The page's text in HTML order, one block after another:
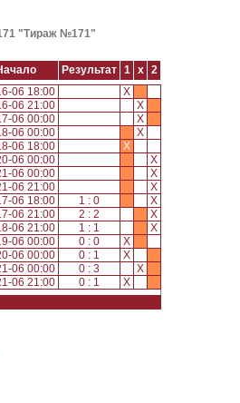
"Тираж №171"
Результат 1 x
2
06 18:00
X
06 21:00
X
06 00:00
X
06 00:00
X
06 18:00
X
06 00:00
X
06 00:00
X
06 21:00
X
06 18:00 1 : 0
X
06 21:00 2 : 2
X
06 21:00 1 : 1
X
06 00:00 0 : 0
X
06 00:00 0 : 1
X
06 00:00 0 : 3
X
06 21:00 0 : 1
X